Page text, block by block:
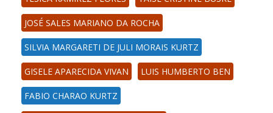
JOSÉ SALES MARIANO DA ROCHA
SILVIA MARGARETI DE JULI MORAIS KURTZ
GISELE APARECIDA VIVAN LUIS HUMBERTO BEN
FABIO CHARAO KURTZ